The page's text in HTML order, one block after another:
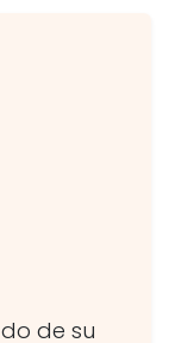
de su